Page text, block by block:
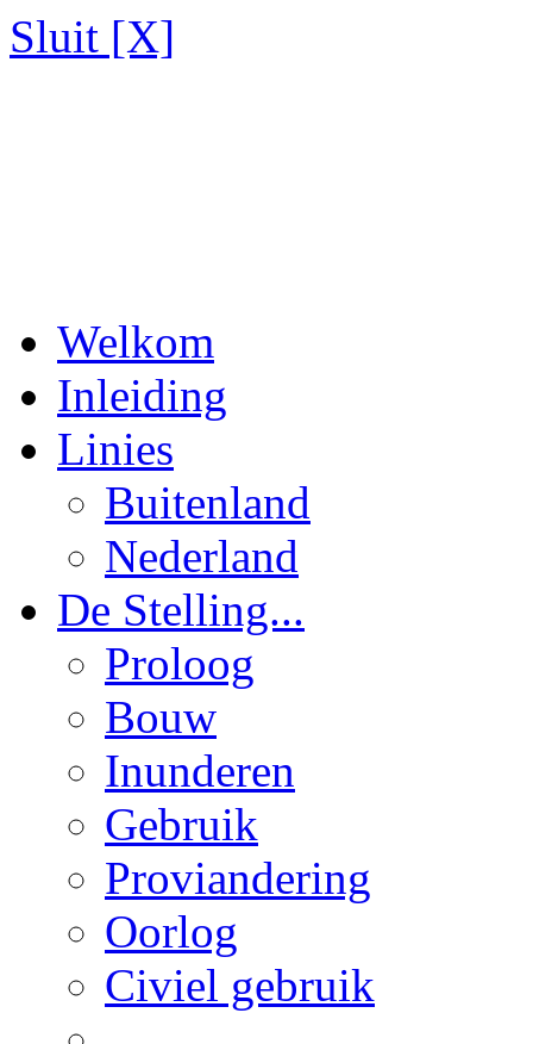
Sluit [X]
Welkom
Inleiding
Linies
Buitenland
Nederland
De Stelling...
Proloog
Bouw
Inunderen
Gebruik
Proviandering
Oorlog
Civiel gebruik